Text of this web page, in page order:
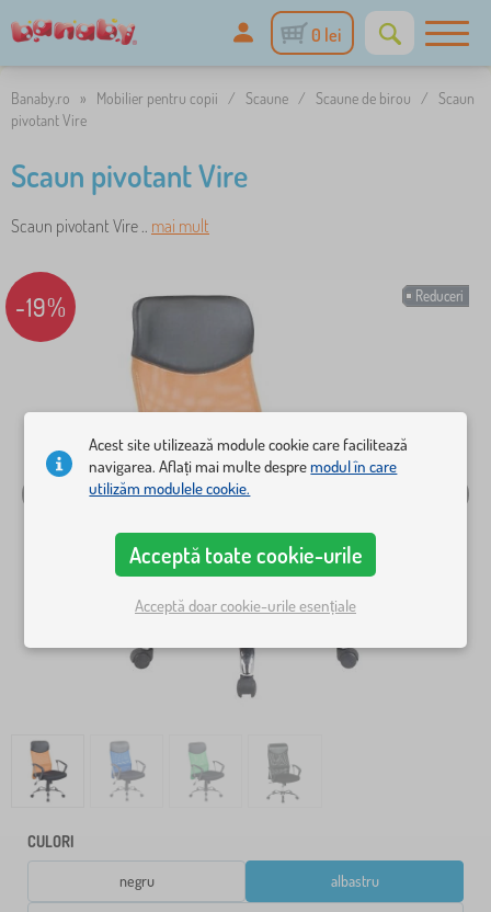
0 lei
Banaby.ro » Mobilier pentru copii / Scaune / Scaune de birou / Scaun
pivotant Vire
Scaun pivotant Vire
Scaun pivotant Vire .. mai mult
Reduceri
-19%
CULORI
negru albastru
Acest site utilizează module cookie care facilitează
navigarea. Aflați mai multe despremodul în care
utilizăm modulele cookie.
Acceptă toate cookie-urile
Acceptă doar cookie-urile esențiale